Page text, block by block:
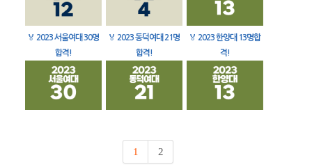
🏅 2023 서울여대 30명
합격!
🏅 2023 동덕여대 21명
합격!
🏅 2023 한양대 13명합
격!
1 2